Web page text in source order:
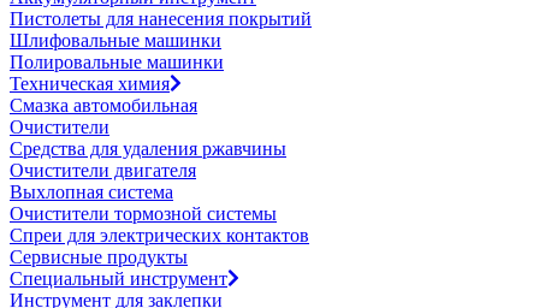
Пистолеты для нанесения покрытий
Шлифовальные машинки
Полировальные машинки
Техническая химия
Смазка автомобильная
Очистители
Средства для удаления ржавчины
Очистители двигателя
Выхлопная система
Очистители тормозной системы
Спреи для электрических контактов
Сервисные продукты
Специальный инструмент
Инструмент для заклепки